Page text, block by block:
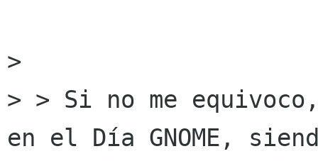
>
> > Si no me
en el Día GNOME,